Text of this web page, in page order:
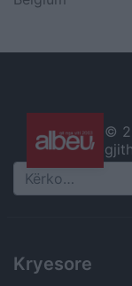
©
Search
Kryesore